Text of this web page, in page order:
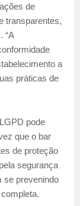
de
transparentes,
“A
a
práticas de
pode
que o bar
de proteção
segurança
se prevenindo